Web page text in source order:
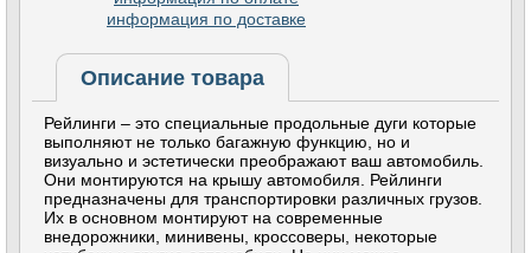
информация по доставке
Описание товара
Рейлинги – это специальные продольные дуги которые
выполняют не только багажную функцию, но и
визуально и эстетически преображают ваш автомобиль.
Они монтируются на крышу автомобиля. Рейлинги
предназначены для транспортировки различных грузов.
Их в основном монтируют на современные
внедорожники, минивены, кроссоверы, некоторые